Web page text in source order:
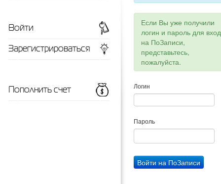
Если Вы уже получили
логин и пароль для
на ПоЗаписи,
представьтесь,
пожалуйста.
Логин
Пароль
Войти
Зарегистрироваться
Пополнить счет